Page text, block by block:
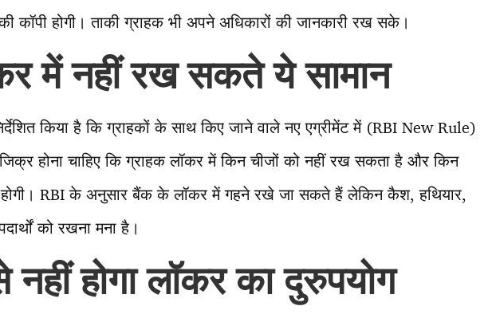
कॉपी होगी। ताकी ग्राहक भी अपने अधिकारों की जानकारी रख सके।
में नहीं रख सकते ये सामान
किया है कि ग्राहकों के साथ किए जाने वाले नए एग्रीमेंट में (RBI New Rule)
होना चाहिए कि ग्राहक लॉकर में किन चीजों को नहीं रख सकता है और किन
होगी। RBI के अनुसार बैंक के लॉकर में गहने रखे जा सकते हैं लेकिन कैश, हथियार,
को रखना मना है।
होगा लॉकर का दुरुपयोग